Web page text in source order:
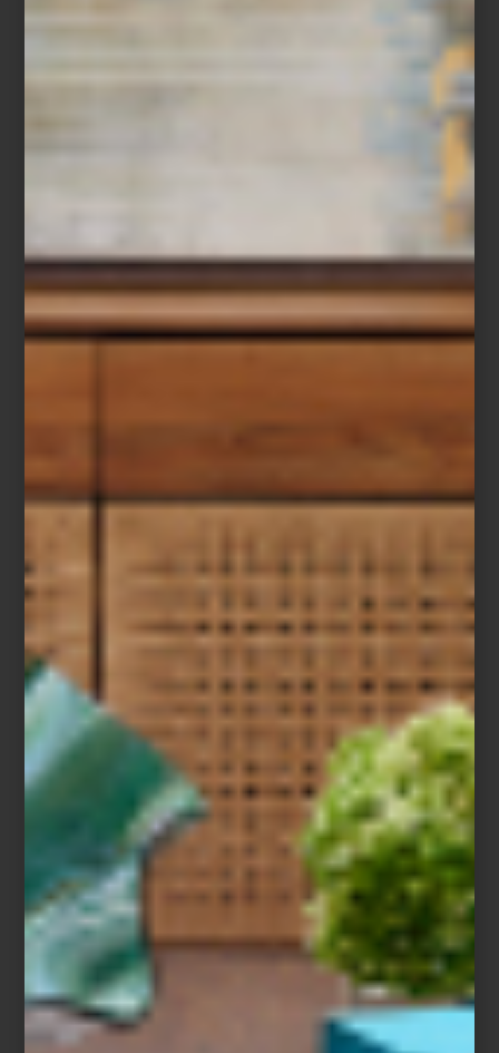
detalle, pero con lenguajes estéticos que reflejan la identidad de
sus respectivos territorios. Entre la intensidad cromática del
La mesa deDolce & Gabbana Casaevoca el Mediterráneo con
intensidad visual y carácter. Sus colecciones reinterpretan motivos
de la cultura italiana:Carretto
, inspirado en los tradicionales carros
sicilianos pintados a mano;
Blu Mediterraneo, que retoma el azul
profundo de la cerámica mayólica del sur de Italia; y
Verde
, donde el blanco y el verde recrean jardines y paisajes
mediterráneos. En México, estas piezas forman parte de la
selección exclusiva de Casa Palacio Antara, donde la propuesta
de la firma italiana encuentra un escenario afín a su espíritu
celebratorio.